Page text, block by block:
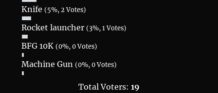
Knife(5%, 2 Votes)
Rocket launcher(3%, 1 Votes)
BFG 10K(0%, 0 Votes)
Machine Gun(0%, 0 Votes)
Total Voters: 19